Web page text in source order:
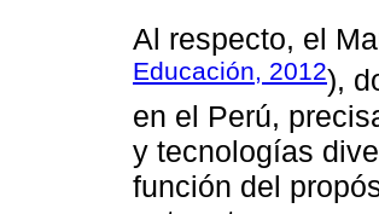
Al respecto, el
Educación, 2012),
en el Perú,
y tecnologías
función del